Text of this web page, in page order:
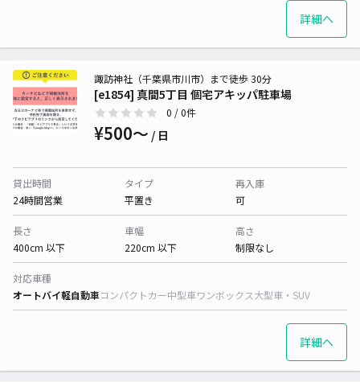
詳細へ
[e1854] 真間5丁目 個宅アキッパ駐車場
諏訪神社（千葉県市川市）まで徒歩 30分
0 / 0件
¥500〜 / 日
貸出時間
24時間営業
タイプ
平置き
再入庫
可
長さ
400cm 以下
車幅
220cm 以下
高さ
制限なし
対応車種
オートバイ軽自動車コンパクトカー中型車ワンボックス大型車・SUV
詳細へ